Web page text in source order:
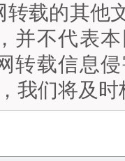
载的其他
并不代表
转载信息
我们将及